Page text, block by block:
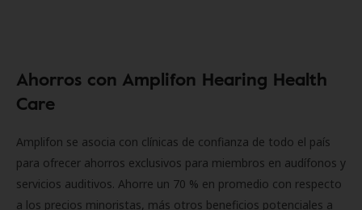
Ahorros con Amplifon Hearing Health
Care
Amplifon se asocia con clínicas de confianza de todo el país
para ofrecer ahorros exclusivos para miembros en audífonos y
servicios auditivos. Ahorre un 70 % en promedio con respecto
a los precios minoristas, más otros beneficios potenciales a